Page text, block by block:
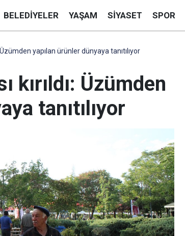
BELEDIYELER YAŞAM SIYASET SPOR
Üzümden yapılan ürünler dünyaya tanıtılıyor
kırıldı: Üzümden
tanıtılıyor